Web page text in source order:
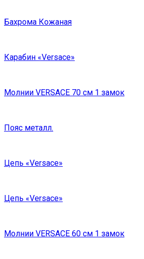
Бахрома Кожаная
Карабин «Versace»
Молнии VERSACE 70 см 1 замок
Пояс металл.
Цепь «Versace»
Цепь «Versace»
Молнии VERSACE 60 см 1 замок